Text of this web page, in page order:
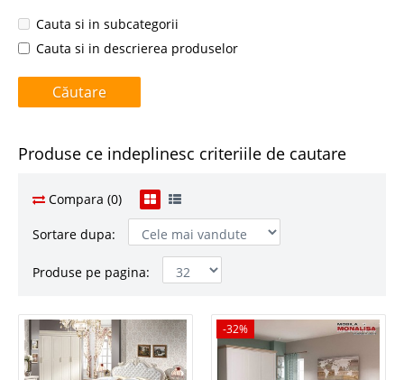
Cauta si in subcategorii
Cauta si in descrierea produselor
Produse ce indeplinesc criteriile de cautare
Compara (0)
Sortare dupa:
Produse pe pagina:
-32%